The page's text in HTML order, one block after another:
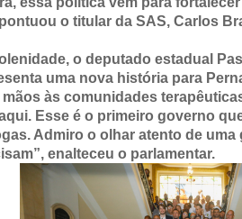
o titular da SAS, Carlos
o deputado estadual
uma nova história para
às comunidades
Esse é o primeiro governo
Admiro o olhar atento de
enalteceu o parlamentar.